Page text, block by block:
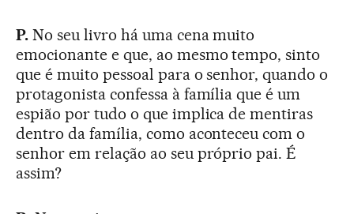
P.No seu livro há uma cena muito
emocionante e que, ao mesmo tempo, sinto
que é muito pessoal para o senhor, quando o
protagonista confessa à família que é um
espião por tudo o que implica de mentiras
dentro da família, como aconteceu com o
senhor em relação ao seu próprio pai. É
assim?